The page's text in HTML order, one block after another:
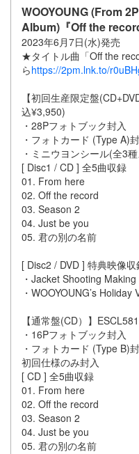
WOOYOUNG (From
Album)『Off the
2023年6月7日(水)発売
★タイトル曲「Off the
らhttps://2pm.lnk.to/
【初回生産限定盤
込¥3,950)
・28Pフォトブック封入
・フォトカード (Type A)
・ミニウヨンシール(全3
[ Disc1 / CD ] 全5曲収録
01. From here
02. Off the record
03. Season 2
04. Just be you
05. 君の別の名前
[ Disc2 / DVD ] 特典映像収
・Jacket Shooting
・WOOYOUNG’s Holiday
【通常盤(CD）】
・16Pフォトブック封入
・フォトカード (Type B)
初回仕様のみ封入
[ CD ] 全5曲収録
01. From here
02. Off the record
03. Season 2
04. Just be you
05. 君の別の名前